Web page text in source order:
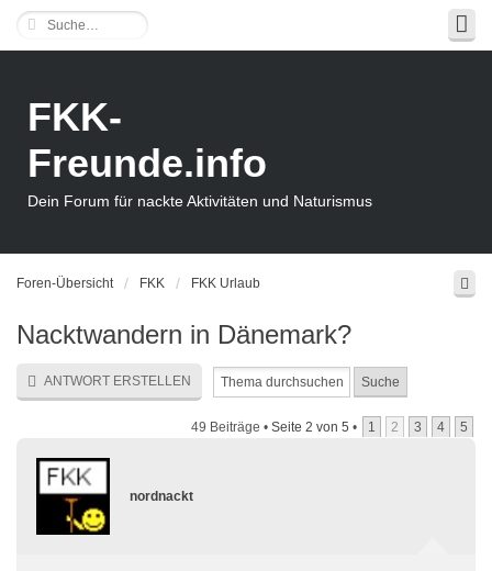
FKK-
Freunde.info
Dein Forum für nackte Aktivitäten und Naturismus
Foren-Übersicht FKK FKK Urlaub
Nacktwandern in Dänemark?
ANTWORT ERSTELLEN
49 Beiträge • Seite 2 von 5 • 1 2 3 4 5
nordnackt